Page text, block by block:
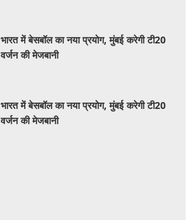
भारत में बेसबॉल का नया प्रयोग, मुंबई करेगी टी20
वर्जन की मेजबानी
भारत में बेसबॉल का नया प्रयोग, मुंबई करेगी टी20
वर्जन की मेजबानी